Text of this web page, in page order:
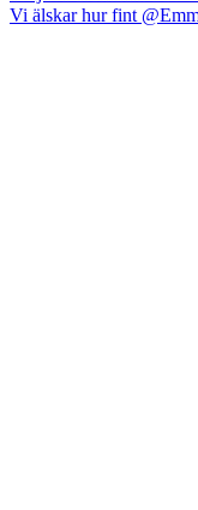
Vi älskar hur fint